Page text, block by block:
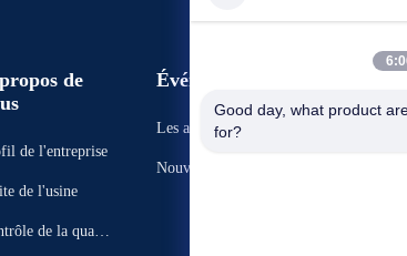
de
de l'entreprise
de l'usine
de la qualit
Événements
Les affaires
Nouvelles
Good day, what product
for?